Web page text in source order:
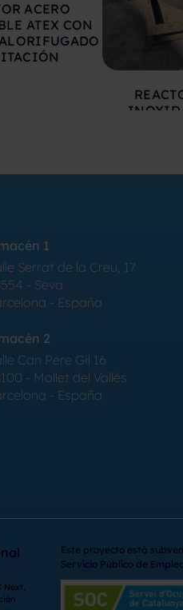
ACERO
ATEX CON
1
Serrat de la Creu, 17
- Seva
- España
2
Can Pere Gil 16
- Mollet del Vallés
- España
Este proyecto está
Servicio Público de